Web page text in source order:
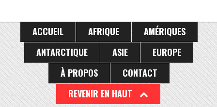
ACCUEIL AFRIQUE
AMÉRIQUES
ANTARCTIQUE
ASIE
EUROPE
À PROPOS
CONTACT
REVENIR EN HAUT